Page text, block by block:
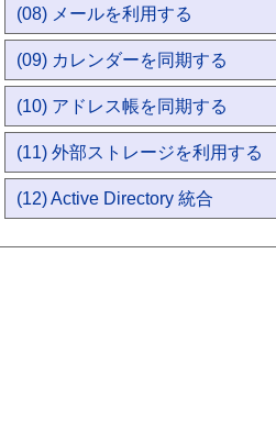
(08) メールを利用する
(09) カレンダーを同期する
(10) アドレス帳を同期する
(11) 外部ストレージを利用する
(12) Active Directory 統合